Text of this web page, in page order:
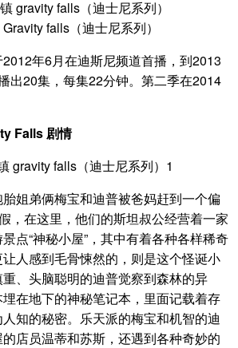
falls（迪士尼系列）
2012年6月在迪斯尼频道首播，到2013
出20集，每集22分钟。第二季在2014
Falls 剧情
姐弟俩梅宝和迪普被爸妈赶到一个偏
，在这里，他们的斯坦叔公经营着一家
点“神秘小屋”，其中有着各种各样稀奇
人感到毛骨悚然的，则是这个怪诞小
、头脑聪明的迪普觉察到森林的异
在地下的神秘笔记本，里面记载着存
知的秘密。乐天派的梅宝和机智的迪
店员温蒂和苏斯，还遇到各种奇妙的